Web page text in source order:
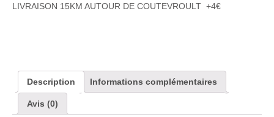
LIVRAISON 15KM AUTOUR DE COUTEVROULT +4€
Description Informations complémentaires
Avis (0)